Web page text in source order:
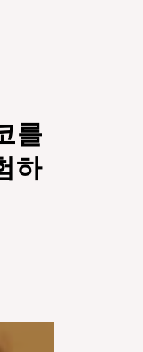
를
하